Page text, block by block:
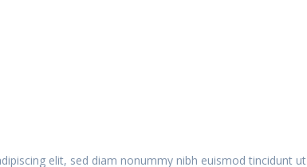
elit, sed diam nonummy nibh euismod tincidunt ut